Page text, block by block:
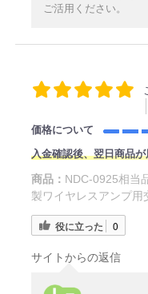
ご活用ください。
価格について
入金確認後、翌日商品
商品： NDC-0925相当
製ワイヤレスアンプ用
役に立った 0
サイトからの返信